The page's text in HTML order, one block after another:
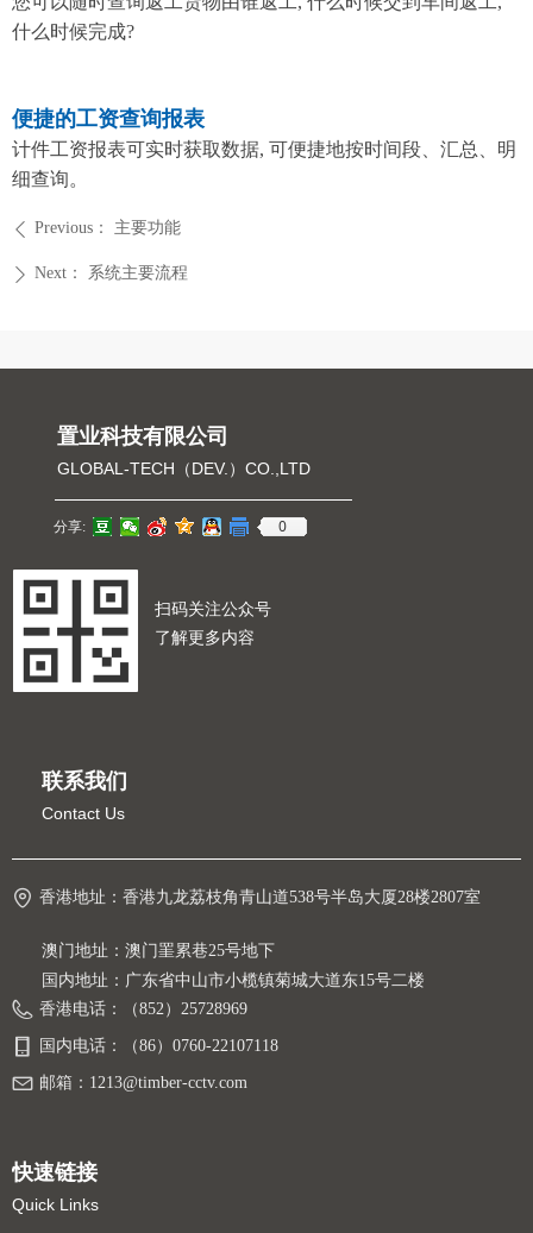
什么时候完成?
便捷的工资查询报表
计件工资报表可实时获取数据, 可便捷地按时间段、汇总、明
细查询。
ꄴ Previous： 主要功能
ꄲ Next： 系统主要流程
香港地址： 香港九龙荔枝角青山道538号半岛大厦28楼2807室
联系我们
Contact Us
澳门地址：澳门罣累巷25号地下
国内地址：广东省中山市小榄镇菊城大道东15号二楼
香港电话：
（852）25728969
国内电话： （86）0760-22107118
邮箱： 1213@timber-cctv.com
快速链接
Quick Links
扫码关注公众号
了解更多内容
分享: 0
置业科技有限公司
GLOBAL-TECH（DEV.）CO.,LTD